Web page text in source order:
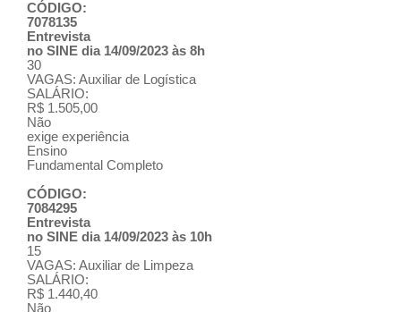
CÓDIGO:
7078135
Entrevista
no SINE dia 14/09/2023 às 8h
30
VAGAS: Auxiliar de Logística
SALÁRIO:
R$ 1.505,00
Não
exige experiência
Ensino
Fundamental Completo
CÓDIGO:
7084295
Entrevista
no SINE dia 14/09/2023 às 10h
15
VAGAS: Auxiliar de Limpeza
SALÁRIO:
R$ 1.440,40
Não